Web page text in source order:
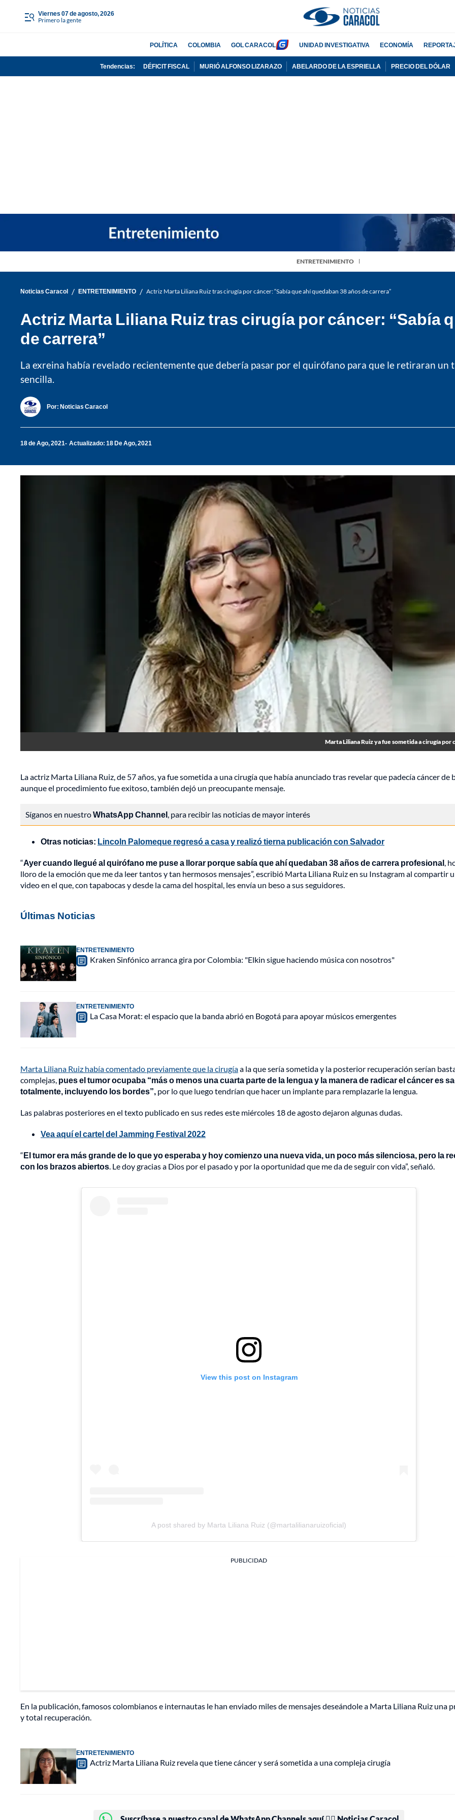
viernes 07 de agosto, 2026
Primero la gente
POLÍTICA COLOMBIA GOL CARACOL UNIDAD INVESTIGATIVA ECONOMÍA
Tendencias: DÉFICIT FISCAL MURIÓ ALFONSO LIZARAZO ABELARDO DE LA ESPRIELLA PRECIO DEL DÓLAR
ENTRETENIMIENTO
Noticias Caracol / ENTRETENIMIENTO / Actriz Marta Liliana Ruiz tras cirugía por cáncer: “Sabía que ahí quedaban 38 años de carrera”
Actriz Marta Liliana Ruiz tras cirugía por cáncer: “Sabía
de carrera”
La exreina había revelado recientemente que debería pasar por el quirófano para que le retiraran un
sencilla.
Por: Noticias Caracol
18 de Ago, 2021 Actualizado: 18 De Ago, 2021
Marta Liliana Ruiz ya fue sometida a cirugía por
La actriz Marta Liliana Ruiz, de 57 años, ya fue sometida a una cirugía que había anunciado tras revelar que padecía cáncer de
aunque el procedimiento fue exitoso, también dejó un preocupante mensaje.
Síganos en nuestroWhatsApp Channel, para recibir las noticias de mayor interés
Otras noticias: Lincoln Palomeque regresó a casa y realizó tierna publicación con Salvador
“Ayer cuando llegué al quirófano me puse a llorar porque sabía que ahí quedaban 38 años de carrera profesional,
lloro de la emoción que me da leer tantos y tan hermosos mensajes”, escribió Marta Liliana Ruiz en su Instagram al compartir
video en el que, con tapabocas y desde la cama del hospital, les envía un beso a sus seguidores.
Últimas Noticias
ENTRETENIMIENTO
Kraken Sinfónico arranca gira por Colombia: "Elkin sigue haciendo música con nosotros"
ENTRETENIMIENTO
La Casa Morat: el espacio que la banda abrió en Bogotá para apoyar músicos emergentes
Marta Liliana Ruiz había comentado previamente que la cirugíaa la que sería sometida y la posterior recuperación serían
complejas, pues el tumor ocupaba “más o menos una cuarta parte de la lengua y la manera de radicar el cáncer es
totalmente, incluyendo los bordes”, por lo que luego tendrían que hacer un implante para remplazarle la lengua.
Las palabras posteriores en el texto publicado en sus redes este miércoles 18 de agosto dejaron algunas dudas.
Vea aquí el cartel del Jamming Festival 2022
“El tumor era más grande de lo que yo esperaba y hoy comienzo una nueva vida, un poco más silenciosa, pero la
con los brazos abiertos. Le doy gracias a Dios por el pasado y por la oportunidad que me da de seguir con vida”, señaló.
View this post on Instagram
A post shared by Marta Liliana Ruiz (@martalilianaruizoficial)
PUBLICIDAD
En la publicación, famosos colombianos e internautas le han enviado miles de mensajes deseándole a Marta Liliana Ruiz una
y total recuperación.
ENTRETENIMIENTO
Actriz Marta Liliana Ruiz revela que tiene cáncer y será sometida a una compleja cirugía